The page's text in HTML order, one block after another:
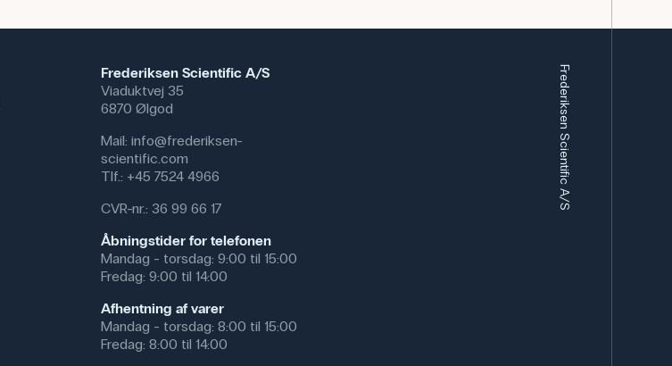
Frederiksen Scientific A/S
Viaduktvej 35
6870 Ølgod
Mail: info@frederiksen-
scientific.com
Tlf.: +45 7524 4966
CVR-nr.: 36 99 66 17
Åbningstider for telefonen
Mandag - torsdag: 9:00 til 15:00
Fredag: 9:00 til 14:00
Afhentning af varer
Mandag - torsdag: 8:00 til 15:00
Fredag: 8:00 til 14:00
Frederiksen Scientific A/S